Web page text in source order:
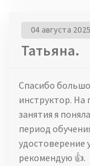
Татьяна.
04 августа 2025
Спасибо
инструктор. На
занятия я
период
удостоверение
рекомендую 👍.